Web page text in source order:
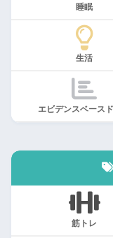
睡眠
生活
エビデンスベース
筋トレ